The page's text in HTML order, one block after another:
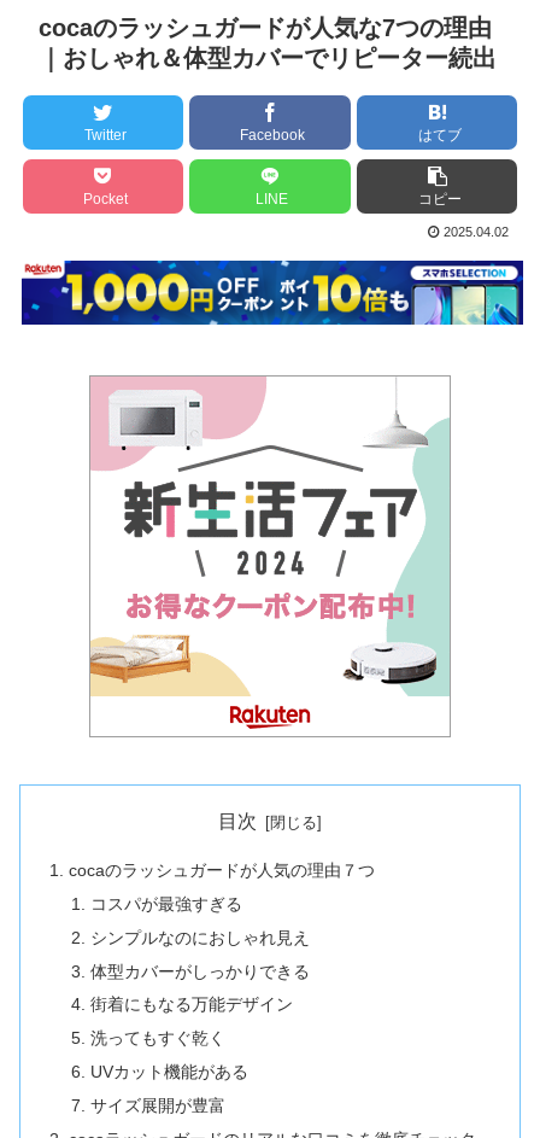
cocaのラッシュガードが人気な7つの理由
｜おしゃれ＆体型カバーでリピーター続出
Twitter Facebook はてブ
Pocket LINE コピー
2025.04.02
目次
cocaのラッシュガードが人気の理由７つ
コスパが最強すぎる
シンプルなのにおしゃれ見え
体型カバーがしっかりできる
街着にもなる万能デザイン
洗ってもすぐ乾く
UVカット機能がある
サイズ展開が豊富